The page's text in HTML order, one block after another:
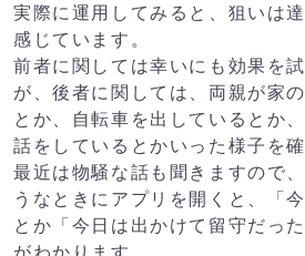
実際に運用してみると、狙いは
感じています。
前者に関しては幸いにも効果を
が、後者に関しては、両親が家
とか、自転車を出しているとか
話をしているとかいった様子を確
最近は物騒な話も聞きますので
うなときにアプリを開くと、「
とか「今日は出かけて留守だっ